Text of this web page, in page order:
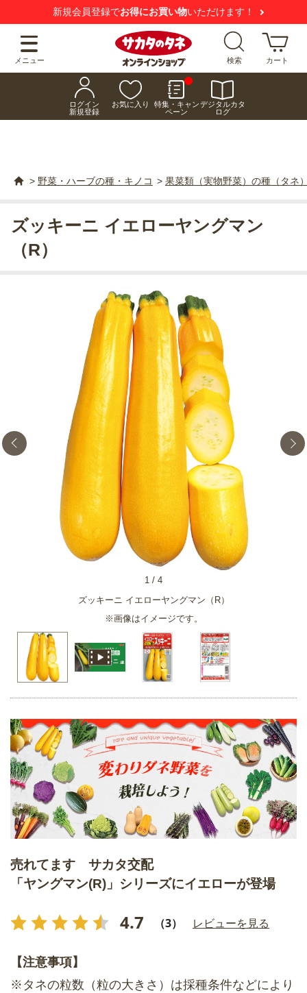
新規会員登録でお得にお買い物いただけます！
メニュー 検索 カート
ログイン
新規登録
お気に入り
特集・キャン
ペーン
デジタルカタ
ログ
> 野菜・ハーブの種・キノコ > 果菜類（実物野菜）の種（タネ
ズッキーニ イエローヤングマン（R）
※画像はイメージです。
1 / 4
ズッキーニ イエローヤングマン
（R）
売れてます サカタ交配
「ヤングマン(R)」シリーズにイエローが登場
4.7 （3） レビューを見る
【注意事項】
※タネの粒数（粒の大きさ）は採種条件などにより